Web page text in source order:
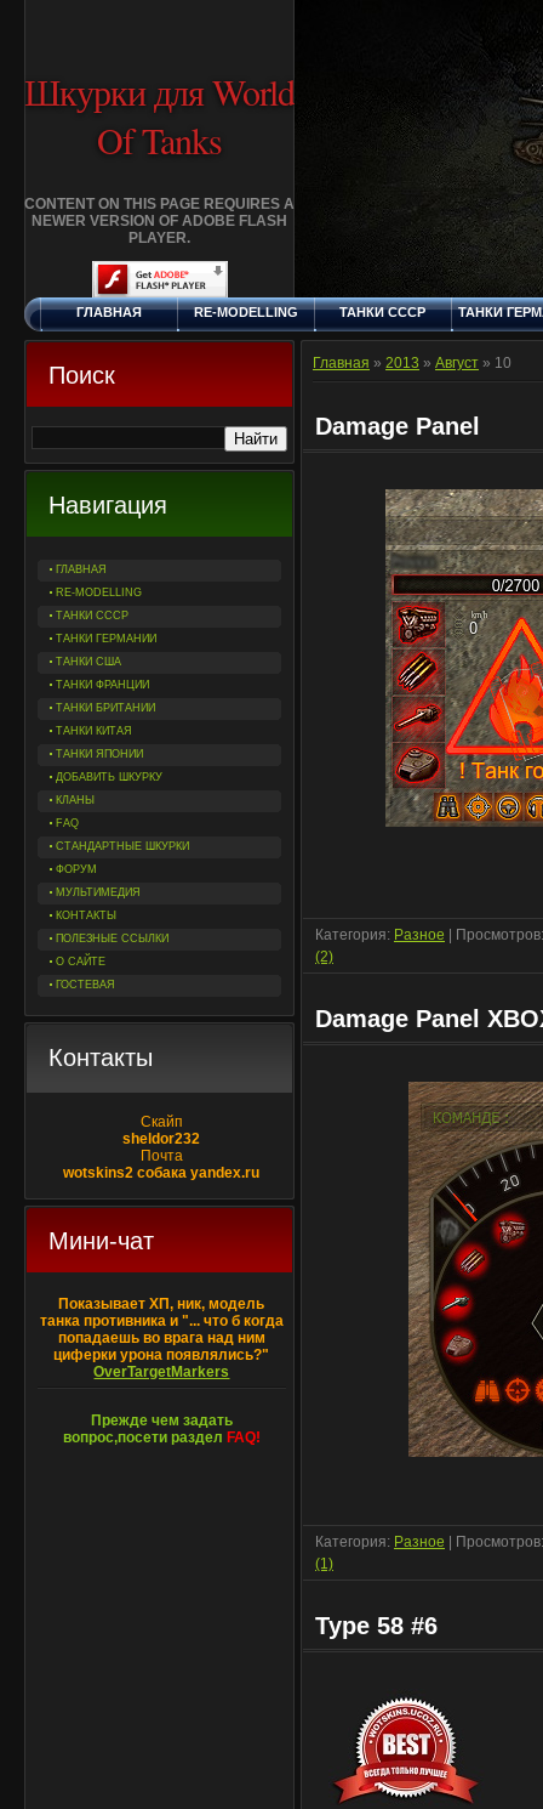
Шкурки для World
Of Tanks
CONTENT ON THIS PAGE REQUIRES A
NEWER VERSION OF ADOBE FLASH
PLAYER.
ПЯТНИЦА, 7.8.2026
ГЛАВНАЯ RE-MODELLING ТАНКИ СССР ТАНКИ
ДОБАВИТЬ
КЛАНЫ FAQ
Поиск
Навигация
ГЛАВНАЯ
RE-MODELLING
ТАНКИ СССР
ТАНКИ ГЕРМАНИИ
ТАНКИ США
ТАНКИ ФРАНЦИИ
ТАНКИ БРИТАНИИ
ТАНКИ КИТАЯ
ТАНКИ ЯПОНИИ
ДОБАВИТЬ ШКУРКУ
КЛАНЫ
FAQ
СТАНДАРТНЫЕ ШКУРКИ
ФОРУМ
МУЛЬТИМЕДИЯ
КОНТАКТЫ
ПОЛЕЗНЫЕ ССЫЛКИ
О САЙТЕ
ГОСТЕВАЯ
Контакты
Скайп
sheldor232
Почта
wotskins2 собака yandex.ru
Мини-чат
Показывает ХП, ник, модель
танка противника и "... что б когда
попадаешь во врага над ним
циферки урона появлялись?"
OverTargetMarkers
Прежде чем задать
вопрос,посети раздел FAQ!
Главная » 2013 » Август » 10
Damage Panel
Категория: Разное |
(2)
Damage Panel
Категория: Разное |
(1)
Type 58 #6